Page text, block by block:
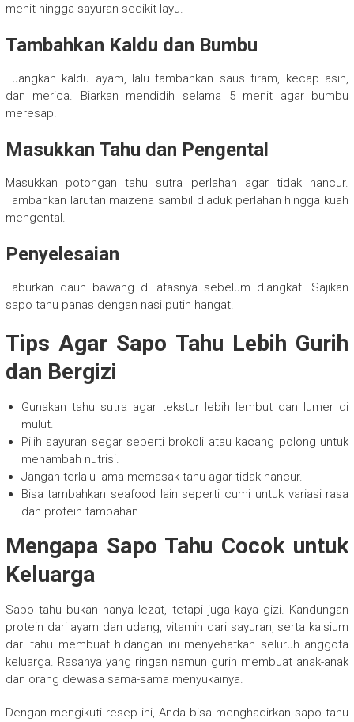
menit hingga sayuran sedikit layu.
Tambahkan Kaldu dan Bumbu
Tuangkan kaldu ayam, lalu tambahkan saus tiram, kecap asin,
dan merica. Biarkan mendidih selama 5 menit agar bumbu
meresap.
Masukkan Tahu dan Pengental
Masukkan potongan tahu sutra perlahan agar tidak hancur.
Tambahkan larutan maizena sambil diaduk perlahan hingga kuah
mengental.
Penyelesaian
Taburkan daun bawang di atasnya sebelum diangkat. Sajikan
sapo tahu panas dengan nasi putih hangat.
Tips Agar Sapo Tahu Lebih Gurih
dan Bergizi
Gunakan tahu sutra agar tekstur lebih lembut dan lumer di
mulut.
Pilih sayuran segar seperti brokoli atau kacang polong untuk
menambah nutrisi.
Jangan terlalu lama memasak tahu agar tidak hancur.
Bisa tambahkan seafood lain seperti cumi untuk variasi rasa
dan protein tambahan.
Mengapa Sapo Tahu Cocok untuk
Keluarga
Sapo tahu bukan hanya lezat, tetapi juga kaya gizi. Kandungan
protein dari ayam dan udang, vitamin dari sayuran, serta kalsium
dari tahu membuat hidangan ini menyehatkan seluruh anggota
keluarga. Rasanya yang ringan namun gurih membuat anak-anak
dan orang dewasa sama-sama menyukainya.
Dengan mengikuti resep ini, Anda bisa menghadirkan sapo tahu